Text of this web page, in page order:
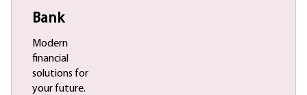
Bank
Modern
financial
solutions for
your future.